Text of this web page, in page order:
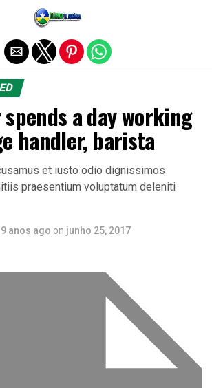
spends a day working
handler, barista
et iusto odio dignissimos
praesentium voluptatum deleniti
9 anos ago on junho 25, 2017
Sair da versão mobile